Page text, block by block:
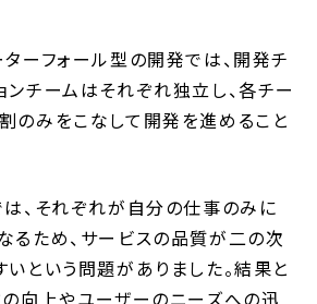
ターフォール型の開発では、開発チ
ンチームはそれぞれ独立し、各チー
のみをこなして開発を進めること
は、それぞれが自分の仕事のみに
るため、サービスの品質が二の次
いという問題がありました。結果と
の向上やユーザーのニーズへの迅